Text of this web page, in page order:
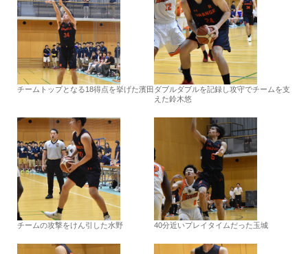
チームトップとなる18得点を挙げた濱田 ダブルダブルを記録し攻守でチームを支
えた鈴木悠
チームの攻撃をけん引した水野 40分近いプレイタイムだった玉城